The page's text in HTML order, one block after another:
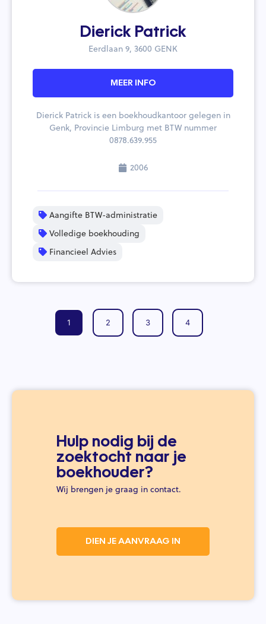
Dierick Patrick
Eerdlaan 9, 3600 GENK
MEER INFO
Dierick Patrick is een boekhoudkantoor gelegen in
Genk, Provincie Limburg met BTW nummer
0878.639.955
2006
Aangifte BTW-administratie
Volledige boekhouding
Financieel Advies
1 2 3 4
Hulp nodig bij de
zoektocht naar je
boekhouder?
Wij brengen je graag in contact.
DIEN JE AANVRAAG IN